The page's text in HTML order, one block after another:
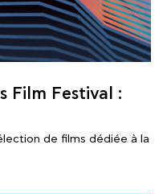
Film Festival :
de films dédiée à la